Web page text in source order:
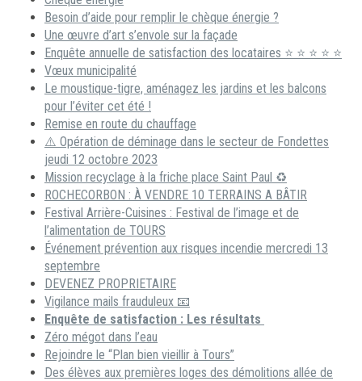
Besoin d’aide pour remplir le chèque énergie ?
Une œuvre d’art s’envole sur la façade
Enquête annuelle de satisfaction des locataires ⭐ ⭐ ⭐ ⭐ ⭐
Vœux municipalité
Le moustique-tigre, aménagez les jardins et les balcons
pour l’éviter cet été !
Remise en route du chauffage
⚠️ Opération de déminage dans le secteur de Fondettes
jeudi 12 octobre 2023
Mission recyclage à la friche place Saint Paul ♻️
ROCHECORBON : À VENDRE 10 TERRAINS A BÂTIR
Festival Arrière-Cuisines : Festival de l’image et de
l’alimentation de TOURS
Événement prévention aux risques incendie mercredi 13
septembre
DEVENEZ PROPRIETAIRE
Vigilance mails frauduleux 📧
Enquête de satisfaction : Les résultats
Zéro mégot dans l’eau
Rejoindre le “Plan bien vieillir à Tours”
Des élèves aux premières loges des démolitions allée de